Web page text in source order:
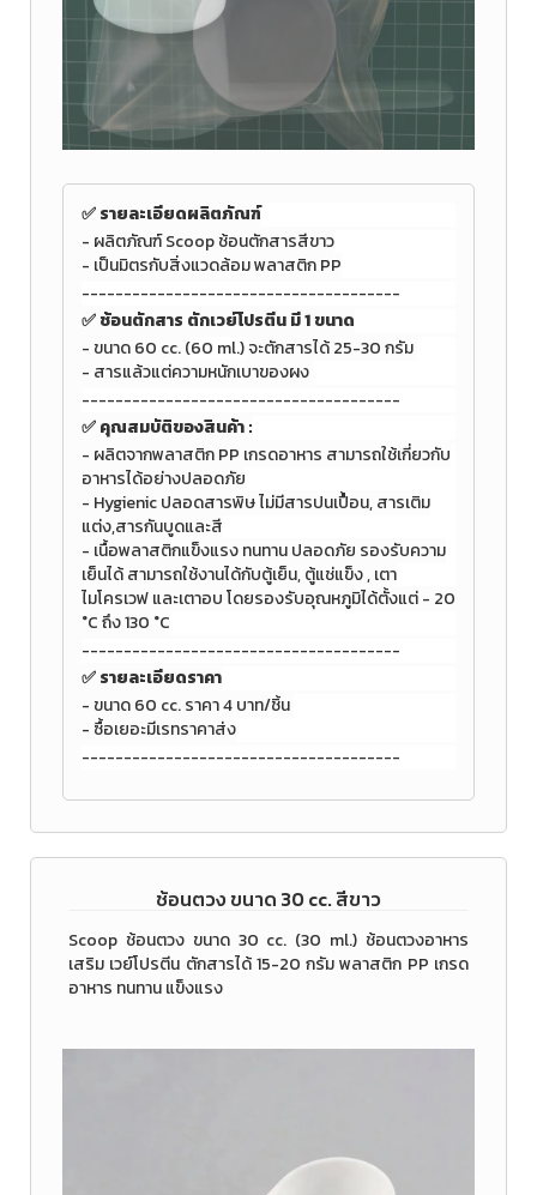
✅ รายละเอียดผลิตภัณฑ์
- ผลิตภัณฑ์ Scoop ช้อนตักสารสีขาว
- เป็นมิตรกับสิ่งแวดล้อม พลาสติก PP
--------------------------------------
✅ ช้อนตักสาร ตักเวย์โปรตีน มี 1 ขนาด
- ขนาด 60 cc. (60 ml.)จะตักสารได้ 25-30 กรัม
- สารแล้วแต่ความหนักเบาของผง
--------------------------------------
✅คุณสมบัติของสินค้า :
- ผลิตจากพลาสติก PP เกรดอาหาร สามารถใช้เกี่ยวกับ
อาหารได้อย่างปลอดภัย
- Hygienic ปลอดสารพิษ ไม่มีสารปนเปื้อน, สารเติม
แต่ง,สารกันบูดและสี
- เนื้อพลาสติกแข็งแรง ทนทาน ปลอดภัย รองรับความ
เย็นได้สามารถใช้งานได้กับตู้เย็น, ตู้แช่แข็ง , เตา
ไมโครเวฟ และเตาอบ โดยรองรับอุณหภูมิได้ตั้งแต่ - 20
°C ถึง 130 °C
--------------------------------------
✅ รายละเอียดราคา
- ขนาด 60 cc. ราคา 4 บาท/ชิ้น
- ซื้อเยอะมีเรทราคาส่ง
--------------------------------------
ช้อนตวง ขนาด 30 cc. สีขาว
Scoop ช้อนตวง ขนาด 30 cc. (30 ml.) ช้อนตวงอาหาร
เสริม เวย์โปรตีน ตักสารได้ 15-20 กรัม พลาสติก PP เกรด
อาหาร ทนทาน แข็งแรง